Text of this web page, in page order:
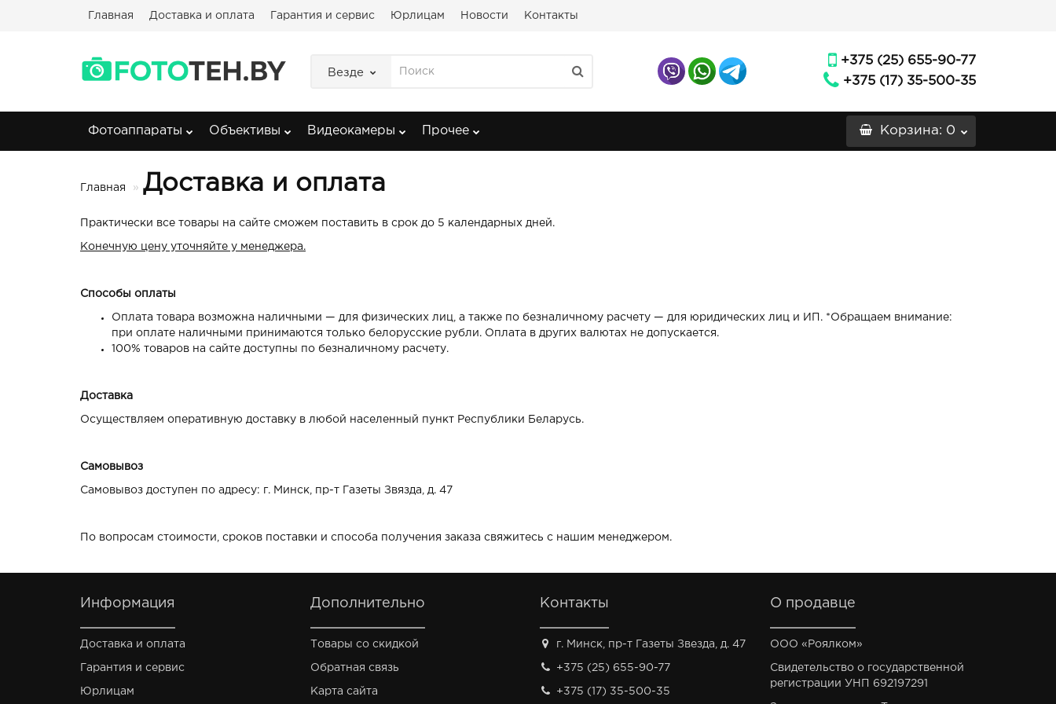
Главная Доставка и оплата Гарантия и сервис Юрлицам Новости Контакты
Везде
+375 (25) 655-90-77
+375 (17) 35-500-35
Фотоаппараты Объективы Видеокамеры Прочее Корзина: 0
Главная Доставка и оплата
Практически все товары на сайте сможем поставить в срок до 5 календарных дней.
Конечную цену уточняйте у менеджера.
Способы оплаты
Оплата товара возможна наличными — для физических лиц, а также по безналичному расчету — для юридических лиц и ИП. *Обращаем внимание:
при оплате наличными принимаются только белорусские рубли. Оплата в других валютах не допускается.
100% товаров на сайте доступны по безналичному расчету.
Доставка
Осуществляем оперативную доставку в любой населенный пункт Республики Беларусь.
Самовывоз
Самовывоз доступен по адресу: г. Минск, пр-т Газеты Звязда, д. 47
По вопросам стоимости, сроков поставки и способа получения заказа свяжитесь с нашим менеджером.
Информация
Доставка и оплата
Гарантия и сервис
Юрлицам
Дополнительно
Товары со скидкой
Обратная связь
Карта сайта
Контакты
г. Минск, пр-т Газеты Звезда, д. 47
+375 (25) 655-90-77
+375 (17) 35-500-35
О продавце
ООО «Роялком»
Свидетельство о государственной
регистрации УНП 692197291